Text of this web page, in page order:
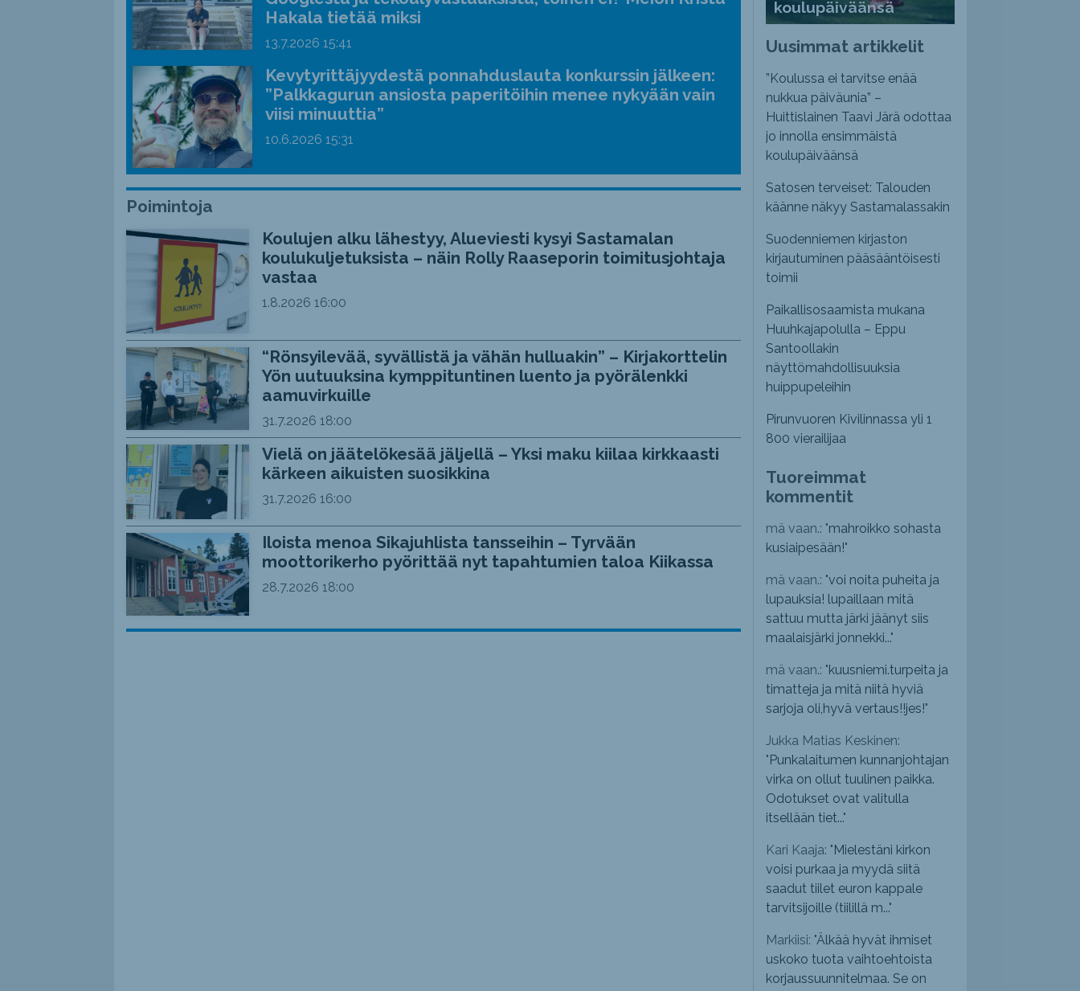
äänenvoimakkuutta
pienemmäksi.
Hakala tietää miksi
13.7.2026 15:41
Kevytyrittäjyydestä ponnahduslauta konkurssin jälkeen:
”Palkkagurun ansiosta paperitöihin menee nykyään vain
viisi minuuttia”
10.6.2026 15:31
Poimintoja
Koulujen alku lähestyy, Alueviesti kysyi Sastamalan
koulukuljetuksista – näin Rolly Raaseporin toimitusjohtaja
vastaa
1.8.2026 16:00
“Rönsyilevää, syvällistä ja vähän hulluakin” – Kirjakorttelin
Yön uutuuksina kymppituntinen luento ja pyörälenkki
aamuvirkuille
31.7.2026 18:00
Vielä on jäätelökesää jäljellä – Yksi maku kiilaa kirkkaasti
kärkeen aikuisten suosikkina
31.7.2026 16:00
Iloista menoa Sikajuhlista tansseihin – Tyrvään
moottorikerho pyörittää nyt tapahtumien taloa Kiikassa
28.7.2026 18:00
koulupäiväänsä
Uusimmat artikkelit
”Koulussa ei tarvitse enää
nukkua päiväunia” –
Huittislainen Taavi Järä odottaa
jo innolla ensimmäistä
koulupäiväänsä
Satosen terveiset: Talouden
käänne näkyy Sastamalassakin
Suodenniemen kirjaston
kirjautuminen pääsääntöisesti
toimii
Paikallisosaamista mukana
Huuhkajapolulla – Eppu
Santoollakin
näyttömahdollisuuksia
huippupeleihin
Pirunvuoren Kivilinnassa yli 1
800 vierailijaa
Tuoreimmat
kommentit
mä vaan.: "mahroikko sohasta
kusiaipesään!"
mä vaan.: "voi noita puheita ja
lupauksia! lupaillaan mitä
sattuu mutta järki jäänyt siis
maalaisjärki jonnekki..."
mä vaan.: "kuusniemi.turpeita ja
timatteja ja mitä niitä hyviä
sarjoja oli,hyvä vertaus!!jes!"
Jukka Matias Keskinen:
" Punkalaitumen kunnanjohtajan
virka on ollut tuulinen paikka.
Odotukset ovat valitulla
itsellään tiet..."
Kari Kaaja: " Mielestäni kirkon
voisi purkaa ja myydä siitä
saadut tiilet euron kappale
tarvitsijoille (tiilillä m..."
Markiisi: "Älkää hyvät ihmiset
uskoko tuota vaihtoehtoista
korjaussuunnitelmaa. Se on